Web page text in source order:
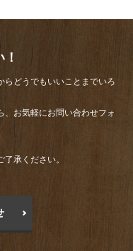
らどうでもいいことまでいろ
お気軽にお問い合わせフォ
承ください。